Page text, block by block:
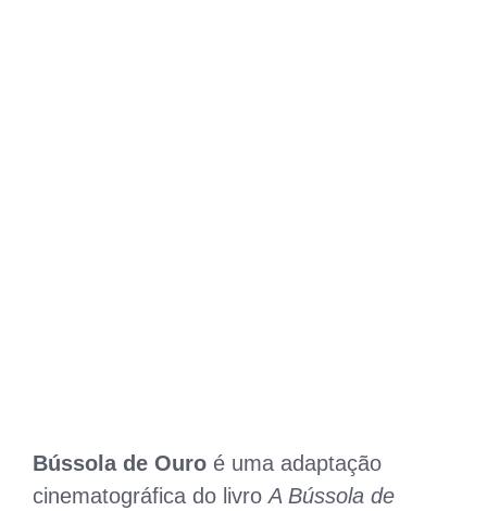
Bússola de Ouro é uma adaptação
cinematográfica do livro A Bússola de